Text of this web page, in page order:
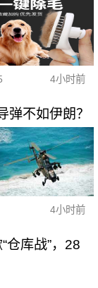
4小时前
弹不如伊朗？
4小时前
仓库战”，28